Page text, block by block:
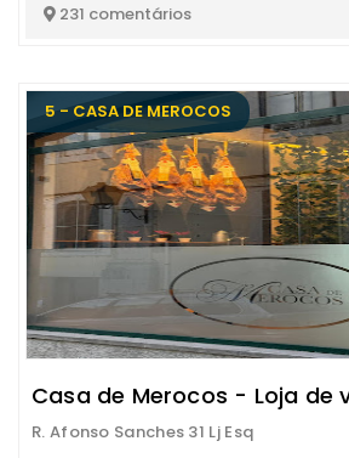
231 comentários
5 - CASA DE MEROCOS
Casa de Merocos - Loja de
R. Afonso Sanches 31 Lj Esq